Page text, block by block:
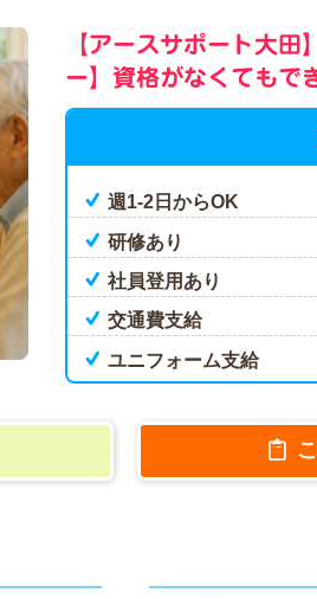
【アースサポート大
ー】資格がなくても
週1-2日からOK
研修あり
社員登用あり
交通費支給
ユニフォーム支給